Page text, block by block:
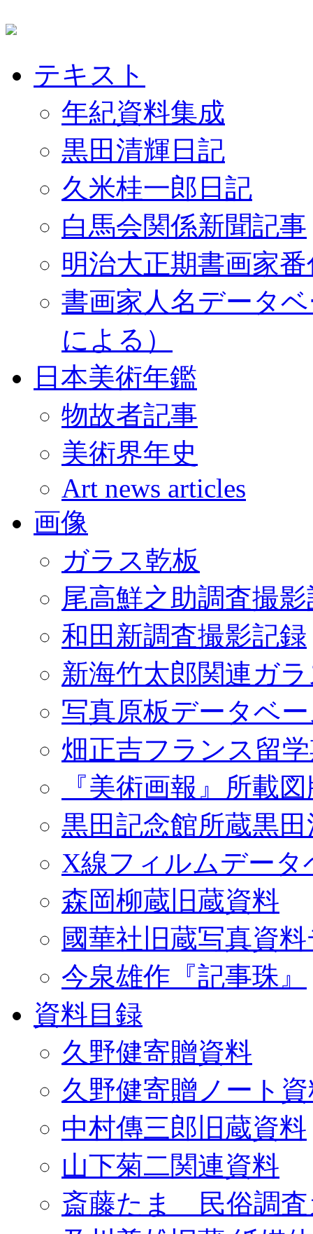
テキスト
年紀資料集成
黒田清輝日記
久米桂一郎日記
白馬会関係新聞記事
明治大正期書画家
書画家人名データ
による）
日本美術年鑑
物故者記事
美術界年史
Art news articles
画像
ガラス乾板
尾高鮮之助調査撮
和田新調査撮影記録
新海竹太郎関連ガ
写真原板データベ
畑正吉フランス留
『美術画報』所載
黒田記念館所蔵黒
X線フィルムデータ
森岡柳蔵旧蔵資料
國華社旧蔵写真資
今泉雄作『記事珠』
資料目録
久野健寄贈資料
久野健寄贈ノート
中村傳三郎旧蔵資料
山下菊二関連資料
斎藤たま 民俗調査